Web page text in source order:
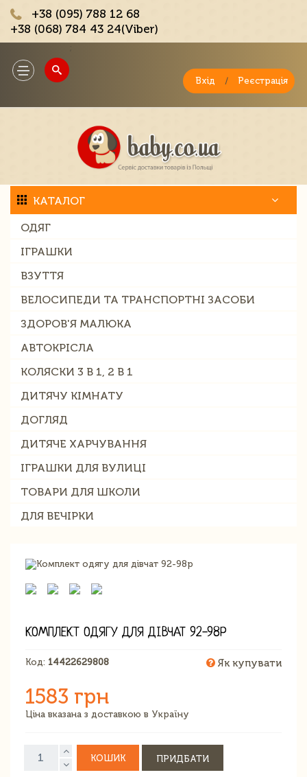
+38 (095) 788 12 68
+38 (068) 784 43 24(Viber)
Toggle
navigation
Вхід / Реєстрація
КАТАЛОГ
ОДЯГ
ІГРАШКИ
ВЗУТТЯ
ВЕЛОСИПЕДИ ТА ТРАНСПОРТНІ ЗАСОБИ
ЗДОРОВ'Я МАЛЮКА
АВТОКРІСЛА
КОЛЯСКИ 3 В 1, 2 В 1
ДИТЯЧУ КІМНАТУ
ДОГЛЯД
ДИТЯЧЕ ХАРЧУВАННЯ
ІГРАШКИ ДЛЯ ВУЛИЦІ
ТОВАРИ ДЛЯ ШКОЛИ
ДЛЯ ВЕЧІРКИ
КОМПЛЕКТ ОДЯГУ ДЛЯ ДІВЧАТ 92-98Р
Код: 14422629808 Як купувати
1583 грн
Ціна вказана з доставкою в Україну
КОШИК ПРИДБАТИ